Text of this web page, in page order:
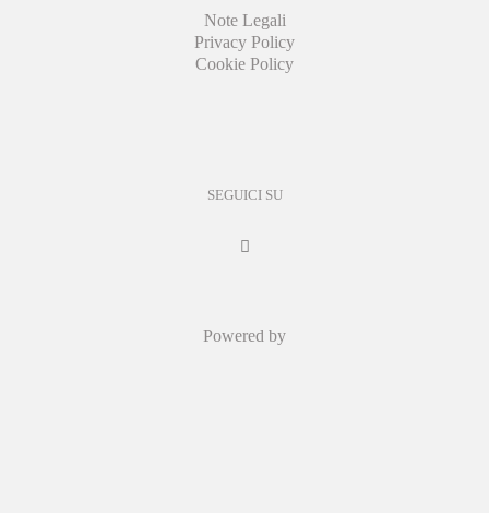
Note Legali
Privacy Policy
Cookie Policy
SEGUICI SU
Powered by